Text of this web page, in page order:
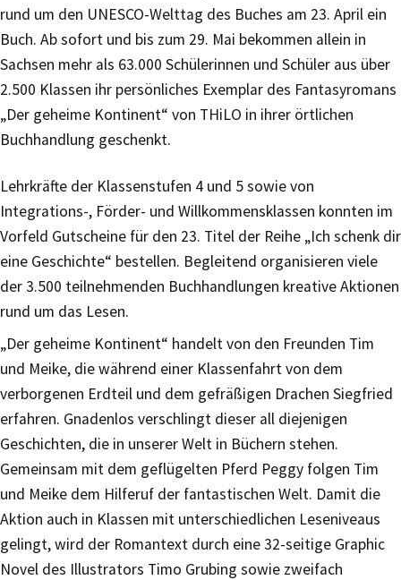
rund um den UNESCO-Welttag des Buches am 23. April ein
Buch. Ab sofort und bis zum 29. Mai bekommen allein in
Sachsen mehr als 63.000 Schülerinnen und Schüler aus über
2.500 Klassen ihr persönliches Exemplar des Fantasyromans
„Der geheime Kontinent“ von THiLO in ihrer örtlichen
Buchhandlung geschenkt.
Lehrkräfte der Klassenstufen 4 und 5 sowie von
Integrations-, Förder- und Willkommensklassen konnten im
Vorfeld Gutscheine für den 23. Titel der Reihe „Ich schenk dir
eine Geschichte“ bestellen. Begleitend organisieren viele
der 3.500 teilnehmenden Buchhandlungen kreative Aktionen
rund um das Lesen.
„Der geheime Kontinent“ handelt von den Freunden Tim
und Meike, die während einer Klassenfahrt von dem
verborgenen Erdteil und dem gefräßigen Drachen Siegfried
erfahren. Gnadenlos verschlingt dieser all diejenigen
Geschichten, die in unserer Welt in Büchern stehen.
Gemeinsam mit dem geflügelten Pferd Peggy folgen Tim
und Meike dem Hilferuf der fantastischen Welt. Damit die
Aktion auch in Klassen mit unterschiedlichen Leseniveaus
gelingt, wird der Romantext durch eine 32-seitige Graphic
Novel des Illustrators Timo Grubing sowie zweifach